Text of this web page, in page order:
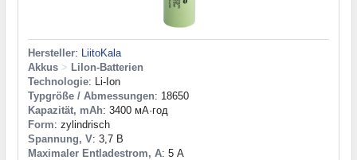
Hersteller:
LiitoKala
Akkus > LiIon-Batterien
Technologie: Li-Ion
Typgröße / Abmessungen: 18650
Kapazität, mAh: 3400 мА·год
Form: zylindrisch
Spannung, V: 3,7 В
Maximaler Entladestrom, A: 5 А